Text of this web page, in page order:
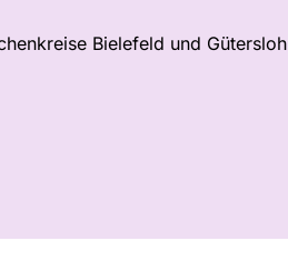
Bielefeld und Gütersloh